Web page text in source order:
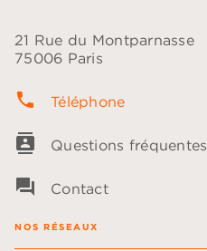
21 Rue du Montparnasse
75006 Paris
phone Téléphone
contacts Questions fréquentes
question_answer Contact
NOS RÉSEAUX